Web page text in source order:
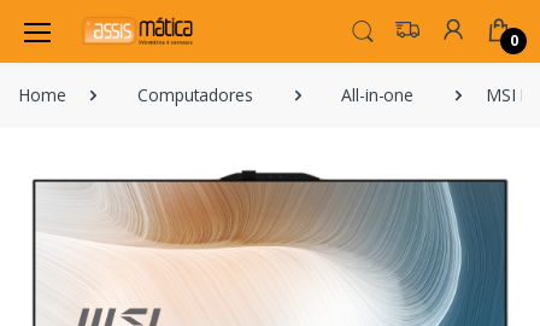
0
Home Computadores All-in-one MSI